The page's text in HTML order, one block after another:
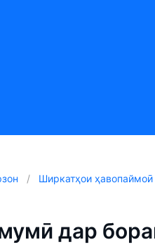
Ширкатҳои ҳавопаймоӣ
дар